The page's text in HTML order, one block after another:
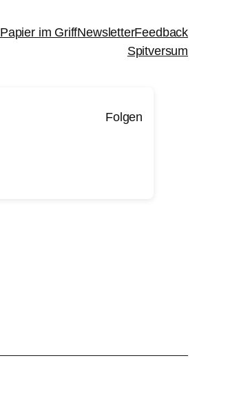
Papier im GriffNewsletterFeedback
Spitversum
Folgen